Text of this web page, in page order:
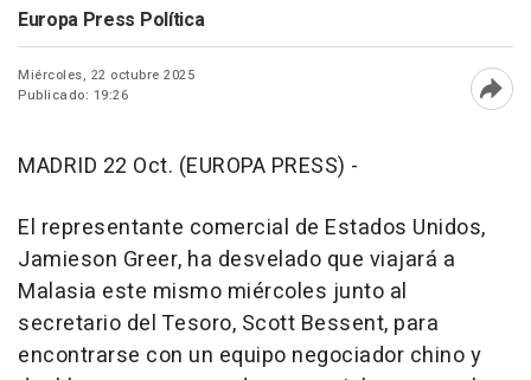
Europa Press Política
Miércoles, 22 octubre 2025
Publicado: 19:26
MADRID 22 Oct. (EUROPA PRESS) -
El representante comercial de Estados Unidos,
Jamieson Greer, ha desvelado que viajará a
Malasia este mismo miércoles junto al
secretario del Tesoro, Scott Bessent, para
encontrarse con un equipo negociador chino y